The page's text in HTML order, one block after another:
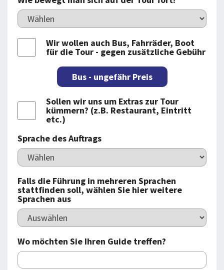
Wir wollen auch Bus, Fahrräder, Boot
für die Tour - gegen zusätzliche Gebühr
Bus - ungefähr Preis
Sollen wir uns um Extras zur Tour
kümmern? (z.B. Restaurant, Eintritt
etc.)
Sprache des Auftrags
Falls die Führung in mehreren Sprachen
stattfinden soll, wählen Sie hier weitere
Sprachen aus
Wo möchten Sie Ihren Guide treffen?